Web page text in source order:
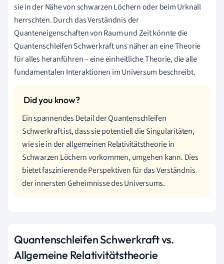
sie in der Nähe von schwarzen Löchern oder beim Urknall
herrschten. Durch das Verständnis der
Quanteneigenschaften von Raum und Zeit könnte die
Quantenschleifen Schwerkraft uns näher an eine Theorie
für alles heranführen – eine einheitliche Theorie, die alle
fundamentalen Interaktionen im Universum beschreibt.
Ein spannendes Detail der Quantenschleifen
Schwerkraft ist, dass sie potentiell die Singularitäten,
wie sie in der allgemeinen Relativitätstheorie in
Schwarzen Löchern vorkommen, umgehen kann. Dies
bietet faszinierende Perspektiven für das Verständnis
der innersten Geheimnisse des Universums.
Quantenschleifen Schwerkraft vs.
Allgemeine Relativitätstheorie